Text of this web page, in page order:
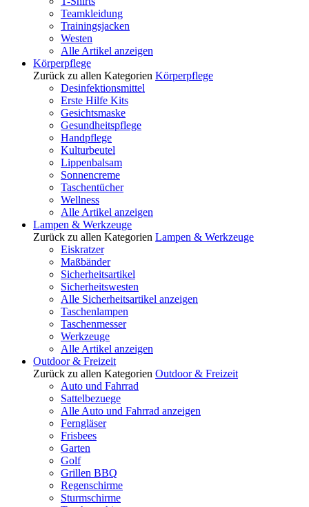
Teamkleidung
Trainingsjacken
Westen
Alle Artikel anzeigen
Körperpflege
Zurück zu allen Kategorien Körperpflege
Desinfektionsmittel
Erste Hilfe Kits
Gesichtsmaske
Gesundheitspflege
Handpflege
Kulturbeutel
Lippenbalsam
Sonnencreme
Taschentücher
Wellness
Alle Artikel anzeigen
Lampen & Werkzeuge
Zurück zu allen Kategorien Lampen & Werkzeuge
Eiskratzer
Maßbänder
Sicherheitsartikel
Sicherheitswesten
Alle Sicherheitsartikel anzeigen
Taschenlampen
Taschenmesser
Werkzeuge
Alle Artikel anzeigen
Outdoor & Freizeit
Zurück zu allen Kategorien Outdoor & Freizeit
Auto und Fahrrad
Sattelbezuege
Alle Auto und Fahrrad anzeigen
Ferngläser
Frisbees
Garten
Golf
Grillen BBQ
Regenschirme
Sturmschirme